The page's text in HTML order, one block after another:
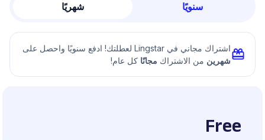
سنويًا شهريًا
اشتراك مجاني في Lingstar لعطلتك! ادفع سنويًا واحصل على
شهرين من الاشتراك مجانًا كل عام!
Free